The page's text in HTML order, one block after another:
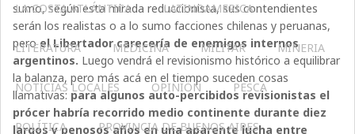
LA COSTA ATLÁNTICA LATINOAMERICA
LITERATURA MEDICINA MILITAR MINERIA
NOTICIAS LOCALES OPINIÓN PESCA
POLÍTICA PROVINCIA DE BUENOS AIRES
sumo, según esta mirada reduccionista, sus contendientes
serán los realistas o a lo sumo facciones chilenas y peruanas,
peroel Libertador carecería de enemigos internos
argentinos. Luego vendrá el revisionismo histórico a equilibrar
la balanza, pero más acá en el tiempo suceden cosas
llamativas: para algunos auto-percibidos revisionistas el
prócer habría recorrido medio continente durante diez
largos y penosos años en una aparente lucha entre